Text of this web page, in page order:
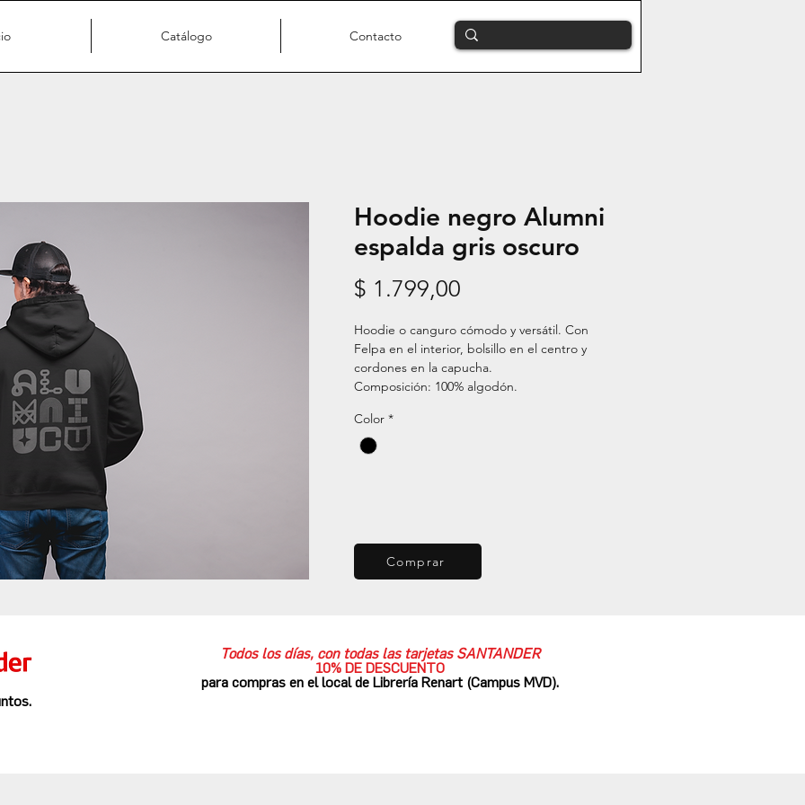
Catálogo Contacto
Hoodie negro Alumni
espalda gris oscuro
$ 1.799,00
Hoodie o canguro cómodo y versátil. Con
Felpa en el interior, bolsillo en el centro y
cordones en la capucha.
Composición: 100% algodón.
Color *
Comprar
Todos los días, con todas las tarjetas SANTANDER
10% DE DESCUENTO
para compras en el local de Librería Renart (Campus MVD).